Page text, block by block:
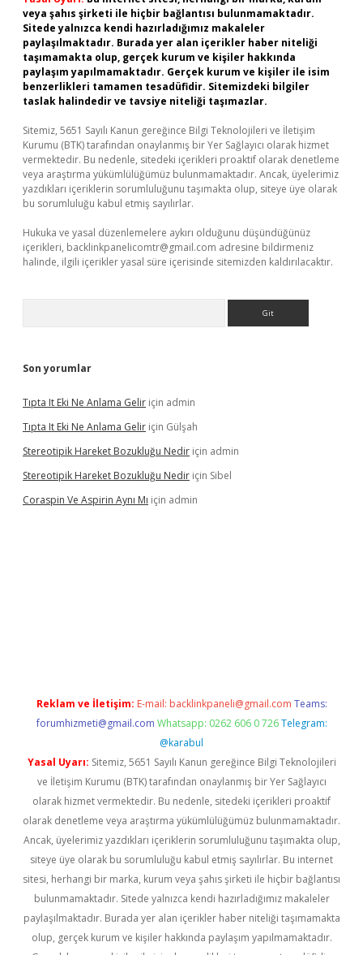
veya şahıs şirketi ile hiçbir bağlantısı bulunmamaktadır.
Sitede yalnızca kendi hazırladığımız makaleler
paylaşılmaktadır. Burada yer alan içerikler haber niteliği
taşımamakta olup, gerçek kurum ve kişiler hakkında
paylaşım yapılmamaktadır. Gerçek kurum ve kişiler ile isim
benzerlikleri tamamen tesadüfidir. Sitemizdeki bilgiler
taslak halindedir ve tavsiye niteliği taşımazlar.
Sitemiz, 5651 Sayılı Kanun gereğince Bilgi Teknolojileri ve İletişim
Kurumu (BTK) tarafından onaylanmış bir Yer Sağlayıcı olarak hizmet
vermektedir. Bu nedenle, sitedeki içerikleri proaktif olarak denetleme
veya araştırma yükümlülüğümüz bulunmamaktadır. Ancak, üyelerimiz
yazdıkları içeriklerin sorumluluğunu taşımakta olup, siteye üye olarak
bu sorumluluğu kabul etmiş sayılırlar.
Hukuka ve yasal düzenlemelere aykırı olduğunu düşündüğünüz
içerikleri, backlinkpanelicomtr@gmail.com adresine bildirmeniz
halinde, ilgili içerikler yasal süre içerisinde sitemizden kaldırılacaktır.
Son yorumlar
Tıpta It Eki Ne Anlama Gelir için admin
Tıpta It Eki Ne Anlama Gelir için Gülşah
Stereotipik Hareket Bozukluğu Nedir için admin
Stereotipik Hareket Bozukluğu Nedir için Sibel
Coraspin Ve Aspirin Aynı Mı için admin
Reklam ve İletişim: E-mail: backlinkpaneli@gmail.com Teams:
forumhizmeti@gmail.com Whatsapp: 0262 606 0 726 Telegram:
@karabul
Yasal Uyarı: Sitemiz, 5651 Sayılı Kanun gereğince Bilgi Teknolojileri
ve İletişim Kurumu (BTK) tarafından onaylanmış bir Yer Sağlayıcı
olarak hizmet vermektedir. Bu nedenle, sitedeki içerikleri proaktif
olarak denetleme veya araştırma yükümlülüğümüz bulunmamaktadır.
Ancak, üyelerimiz yazdıkları içeriklerin sorumluluğunu taşımakta olup,
siteye üye olarak bu sorumluluğu kabul etmiş sayılırlar. Bu internet
sitesi, herhangi bir marka, kurum veya şahıs şirketi ile hiçbir bağlantısı
bulunmamaktadır. Sitede yalnızca kendi hazırladığımız makaleler
paylaşılmaktadır. Burada yer alan içerikler haber niteliği taşımamakta
olup, gerçek kurum ve kişiler hakkında paylaşım yapılmamaktadır.